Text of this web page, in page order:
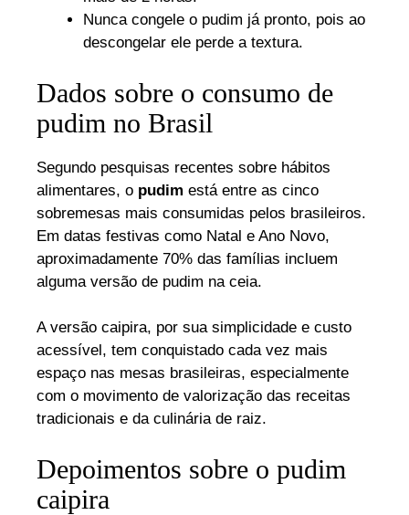
Nunca congele o pudim já pronto, pois ao
descongelar ele perde a textura.
Dados sobre o consumo de
pudim no Brasil
Segundo pesquisas recentes sobre hábitos
alimentares, o pudim está entre as cinco
sobremesas mais consumidas pelos brasileiros.
Em datas festivas como Natal e Ano Novo,
aproximadamente 70% das famílias incluem
alguma versão de pudim na ceia.
A versão caipira, por sua simplicidade e custo
acessível, tem conquistado cada vez mais
espaço nas mesas brasileiras, especialmente
com o movimento de valorização das receitas
tradicionais e da culinária de raiz.
Depoimentos sobre o pudim
caipira